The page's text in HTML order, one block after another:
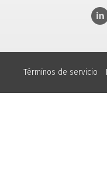
Términos de servicio